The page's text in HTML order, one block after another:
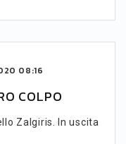
08:16
COLPO
Zalgiris. In uscita